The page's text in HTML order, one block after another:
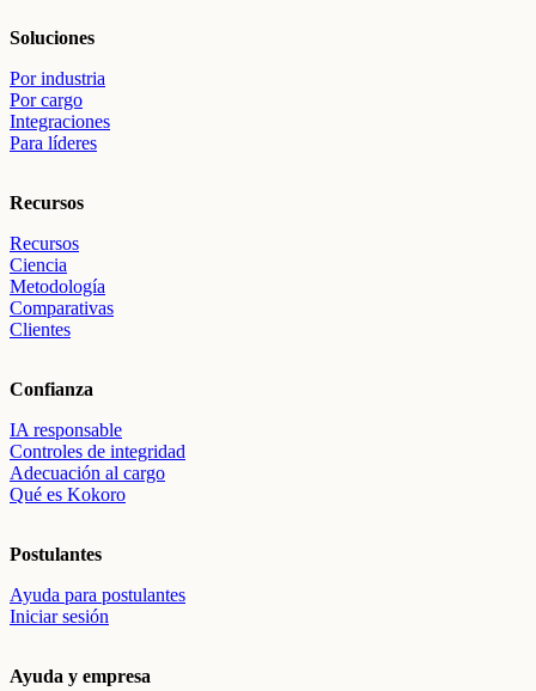
Soluciones
Por industria
Por cargo
Integraciones
Para líderes
Recursos
Recursos
Ciencia
Metodología
Comparativas
Clientes
Confianza
IA responsable
Controles de integridad
Adecuación al cargo
Qué es Kokoro
Postulantes
Ayuda para postulantes
Iniciar sesión
Ayuda y empresa